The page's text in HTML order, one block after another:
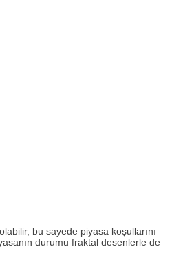
bu sayede piyasa koşullarını
durumu fraktal desenlerle de